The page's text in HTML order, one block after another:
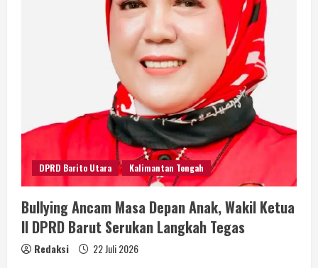
DPRD Barito Utara Kalimantan Tengah
Bullying Ancam Masa Depan Anak, Wakil Ketua
II DPRD Barut Serukan Langkah Tegas
Redaksi 22 Juli 2026